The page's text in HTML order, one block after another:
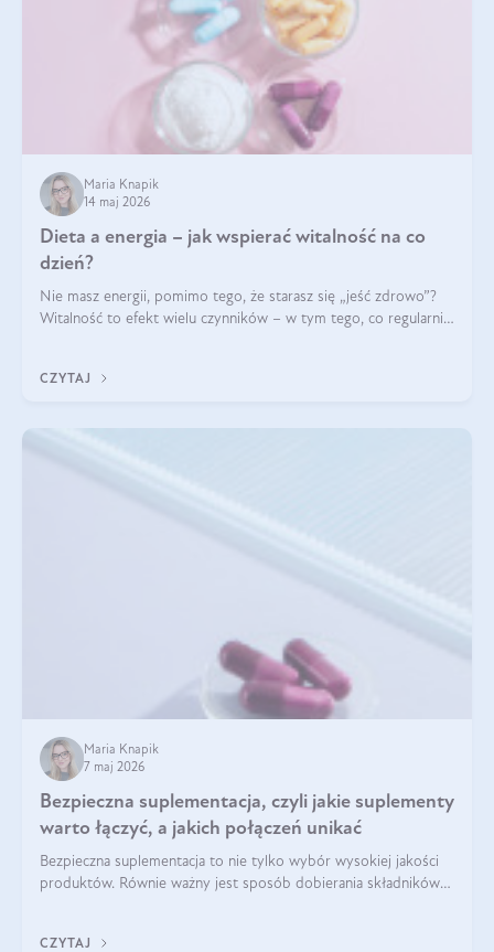
Maria Knapik
14 maj 2026
Dieta a energia – jak wspierać witalność na co
dzień?
Nie masz energii, pomimo tego, że starasz się „jeść zdrowo”?
Witalność to efekt wielu czynników – w tym tego, co regularnie
CZYTAJ
Maria Knapik
7 maj 2026
Bezpieczna suplementacja, czyli jakie suplementy
warto łączyć, a jakich połączeń unikać
Bezpieczna suplementacja to nie tylko wybór wysokiej jakości
produktów. Równie ważny jest sposób dobierania składników
CZYTAJ